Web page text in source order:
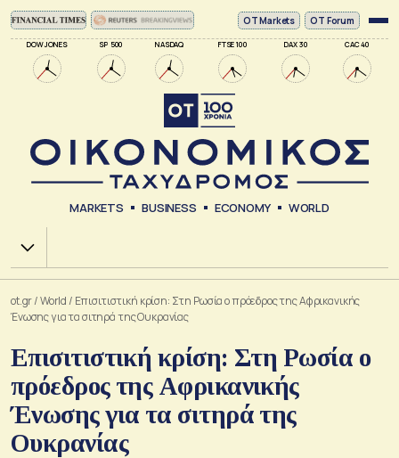
DOW JONES SP 500 NASDAQ FTSE 100 DAX 30 CAC 40
ΟΤ Markets OT Forum
MARKETS BUSINESS ECONOMY WORLD
Χ.Α.
ot.gr/World / Επισιτιστική κρίση: Στη Ρωσία ο πρόεδρος της Αφρικανικής
Ένωσης για τα σιτηρά της Ουκρανίας
Επισιτιστική κρίση: Στη Ρωσία ο
πρόεδρος της Αφρικανικής
Ένωσης για τα σιτηρά της
Ουκρανίας